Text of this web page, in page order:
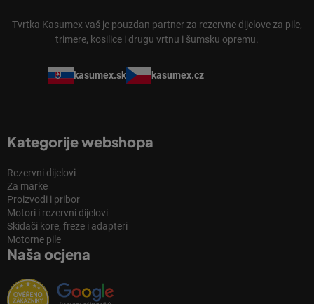
Tvrtka Kasumex vaš je pouzdan partner za rezervne dijelove za pile,
trimere, kosilice i drugu vrtnu i šumsku opremu.
kasumex.sk kasumex.cz
Kategorije webshopa
Rezervni dijelovi
Za marke
Proizvodi i pribor
Motori i rezervni dijelovi
Skidači kore, freze i adapteri
Motorne pile
Naša ocjena